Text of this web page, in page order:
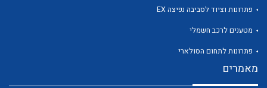
לכל מוצרי היצרן
פתרונות וציוד לסביבה נפיצה EX
מטענים לרכב חשמלי
פתרונות לתחום הסולארי
מאמרים